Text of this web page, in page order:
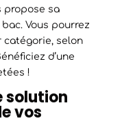
propose sa
Vous pourrez
catégorie, selon
d’une
!
solution
vos